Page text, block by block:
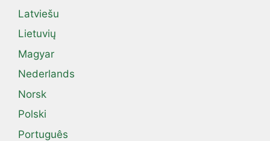
Latviešu
Lietuvių
Magyar
Nederlands
Norsk
Polski
Português